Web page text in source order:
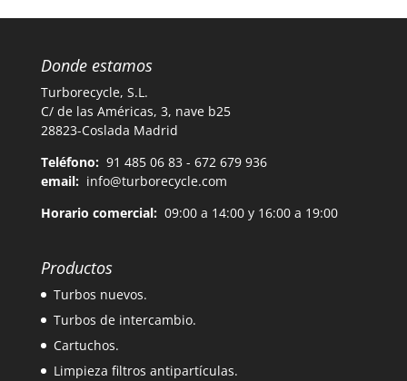
Donde estamos
Turborecycle, S.L.
C/ de las Américas, 3, nave b25
28823-Coslada Madrid
Teléfono: 91 485 06 83 - 672 679 936
email: info@turborecycle.com
Horario comercial:09:00 a 14:00 y 16:00 a 19:00
Productos
Turbos nuevos.
Turbos de intercambio.
Cartuchos.
Limpieza filtros antipartículas.